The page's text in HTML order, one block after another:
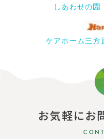
しあわせの
ケアホーム三
お気軽にお